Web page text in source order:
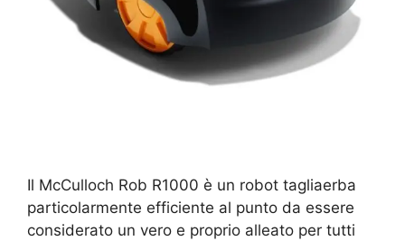
Il McCulloch Rob R1000 è un robot tagliaerba
particolarmente efficiente al punto da essere
considerato un vero e proprio alleato per tutti